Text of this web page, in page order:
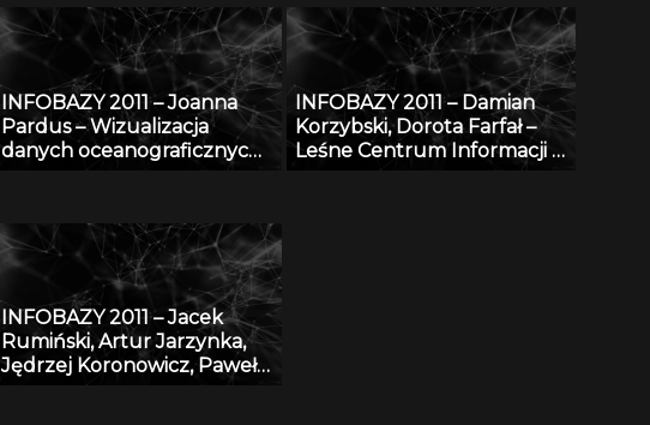
„Rozbudowa i
przekształcenie
bibliograficznej bazy
danych AGRO w bazę
bibliograficzno-abstraktową
z wykorzystaniem
oprogramowania YA
zastosowaniem metod
konstruktywnej indukcji
oraz zbiorów przybliżonych
INFOBAZY 2011 – Joanna
Pardus – Wizualizacja
danych oceanograficznych
INFOBAZY 2011 – Damian
Korzybski, Dorota Farfał –
Leśne Centrum Informacji –
INFOBAZY 2011 – Jacek
Rumiński, Artur Jarzynka,
Jędrzej Koronowicz, Paweł